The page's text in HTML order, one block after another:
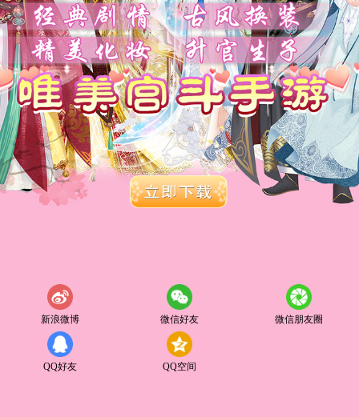
新浪微博 微信好友 微信朋友圈
QQ好友 QQ空间